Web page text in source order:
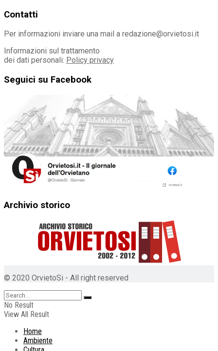
Contatti
Per informazioni inviare una mail a redazione@orvietosi.it
Informazioni sul trattamento
dei dati personali: Policy privacy
Seguici su Facebook
Archivio storico
© 2020 OrvietoSi - All right reserved
No Result
View All Result
Home
Ambiente